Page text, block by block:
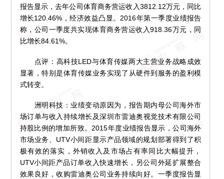
报告显示，去年公司体育商务营运收入3812.12万元，同比
增长120.46%，经济效益凸显。2016年第一季度业绩报告
称，公司一季度共实现体育商务营运收入918.36万元，同
比增长84.61%。
点评：高科技LED与体育传媒两大主营业务战略成效
显著，特别是体育传媒业务实现了从硬件到服务的盈利模
式转变。
洲明科技：业绩变动原因为，报告期内母公司海外市
场订单与收入持续增长及深圳市雷迪奥视觉技术有限公司
持股比例的增加所致。2015年度业绩报告显示，公司海外
市场业务、UTV小间距显示产品领域的规划部署得到了积
极有效的落实，外销收入及市场占有率同比大幅提升，
UTV小间距产品订单收入快速增长，另公司外延扩展整合
效果良好，收购雷迪奥公司业务持续向好。一季度报告显